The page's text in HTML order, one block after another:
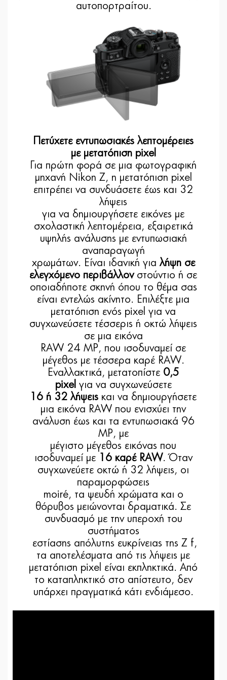
αυτοπορτραίτου.
Πετύχετε εντυπωσιακές λεπτομέρειες
με μετατόπιση pixel
Για πρώτη φορά σε μια φωτογραφική
μηχανή Nikon Z, η μετατόπιση pixel
επιτρέπει να συνδυάσετε έως και 32
λήψεις
για να δημιουργήσετε εικόνες με
σχολαστική λεπτομέρεια, εξαιρετικά
υψηλής ανάλυσης με εντυπωσιακή
αναπαραγωγή
χρωμάτων. Είναι ιδανική για λήψη σε
ελεγχόμενο περιβάλλονστούντιο ή σε
οποιαδήποτε σκηνή όπου το θέμα σας
είναι εντελώς ακίνητο. Επιλέξτε μια
μετατόπιση ενός pixel για να
συγχωνεύσετε τέσσερις ή οκτώ λήψεις
σε μια εικόνα
RAW 24 MP, που ισοδυναμεί σε
μέγεθος με τέσσερα καρέ RAW.
Εναλλακτικά, μετατοπίστε 0,5
pixel για να συγχωνεύσετε
16 ή 32 λήψεις και να δημιουργήσετε
μια εικόνα RAW που ενισχύει την
ανάλυση έως και τα εντυπωσιακά 96
MP, με
μέγιστο μέγεθος εικόνας που
ισοδυναμεί με
16 καρέ RAW. Όταν
συγχωνεύετε οκτώ ή 32 λήψεις, οι
παραμορφώσεις
moiré, τα ψευδή χρώματα και ο
θόρυβος μειώνονται δραματικά. Σε
συνδυασμό με την υπεροχή του
συστήματος
εστίασης απόλυτης ευκρίνειας της Z f,
τα αποτελέσματα από τις λήψεις με
μετατόπιση pixel είναι εκπληκτικά. Από
το καταπληκτικό στο απίστευτο, δεν
υπάρχει πραγματικά κάτι ενδιάμεσο.